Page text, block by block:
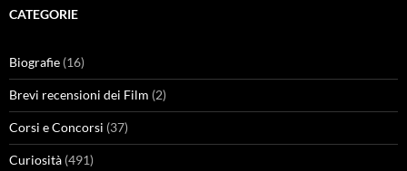
CATEGORIE
Biografie (16)
Brevi recensioni dei Film (2)
Corsi e Concorsi (37)
Curiosità (491)